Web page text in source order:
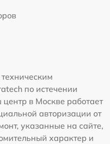
по истечении
в Москве работает
авторизации от
указанные на сайте,
характер и